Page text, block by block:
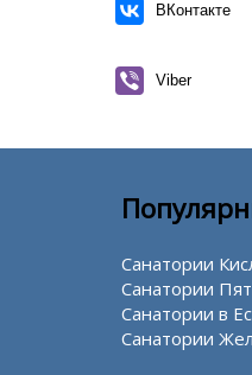
ВКонтакте
Viber
Санатории
Санатории
Санатории в
Санатории